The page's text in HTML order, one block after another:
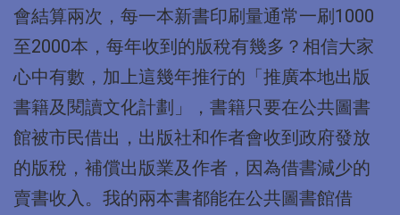
會結算兩次，每一本新書印刷量通常一刷1000
至2000本，每年收到的版稅有幾多？相信大家
心中有數，加上這幾年推行的「推廣本地出版
書籍及閱讀文化計劃」，書籍只要在公共圖書
館被市民借出，出版社和作者會收到政府發放
的版稅，補償出版業及作者，因為借書減少的
賣書收入。我的兩本書都能在公共圖書館借